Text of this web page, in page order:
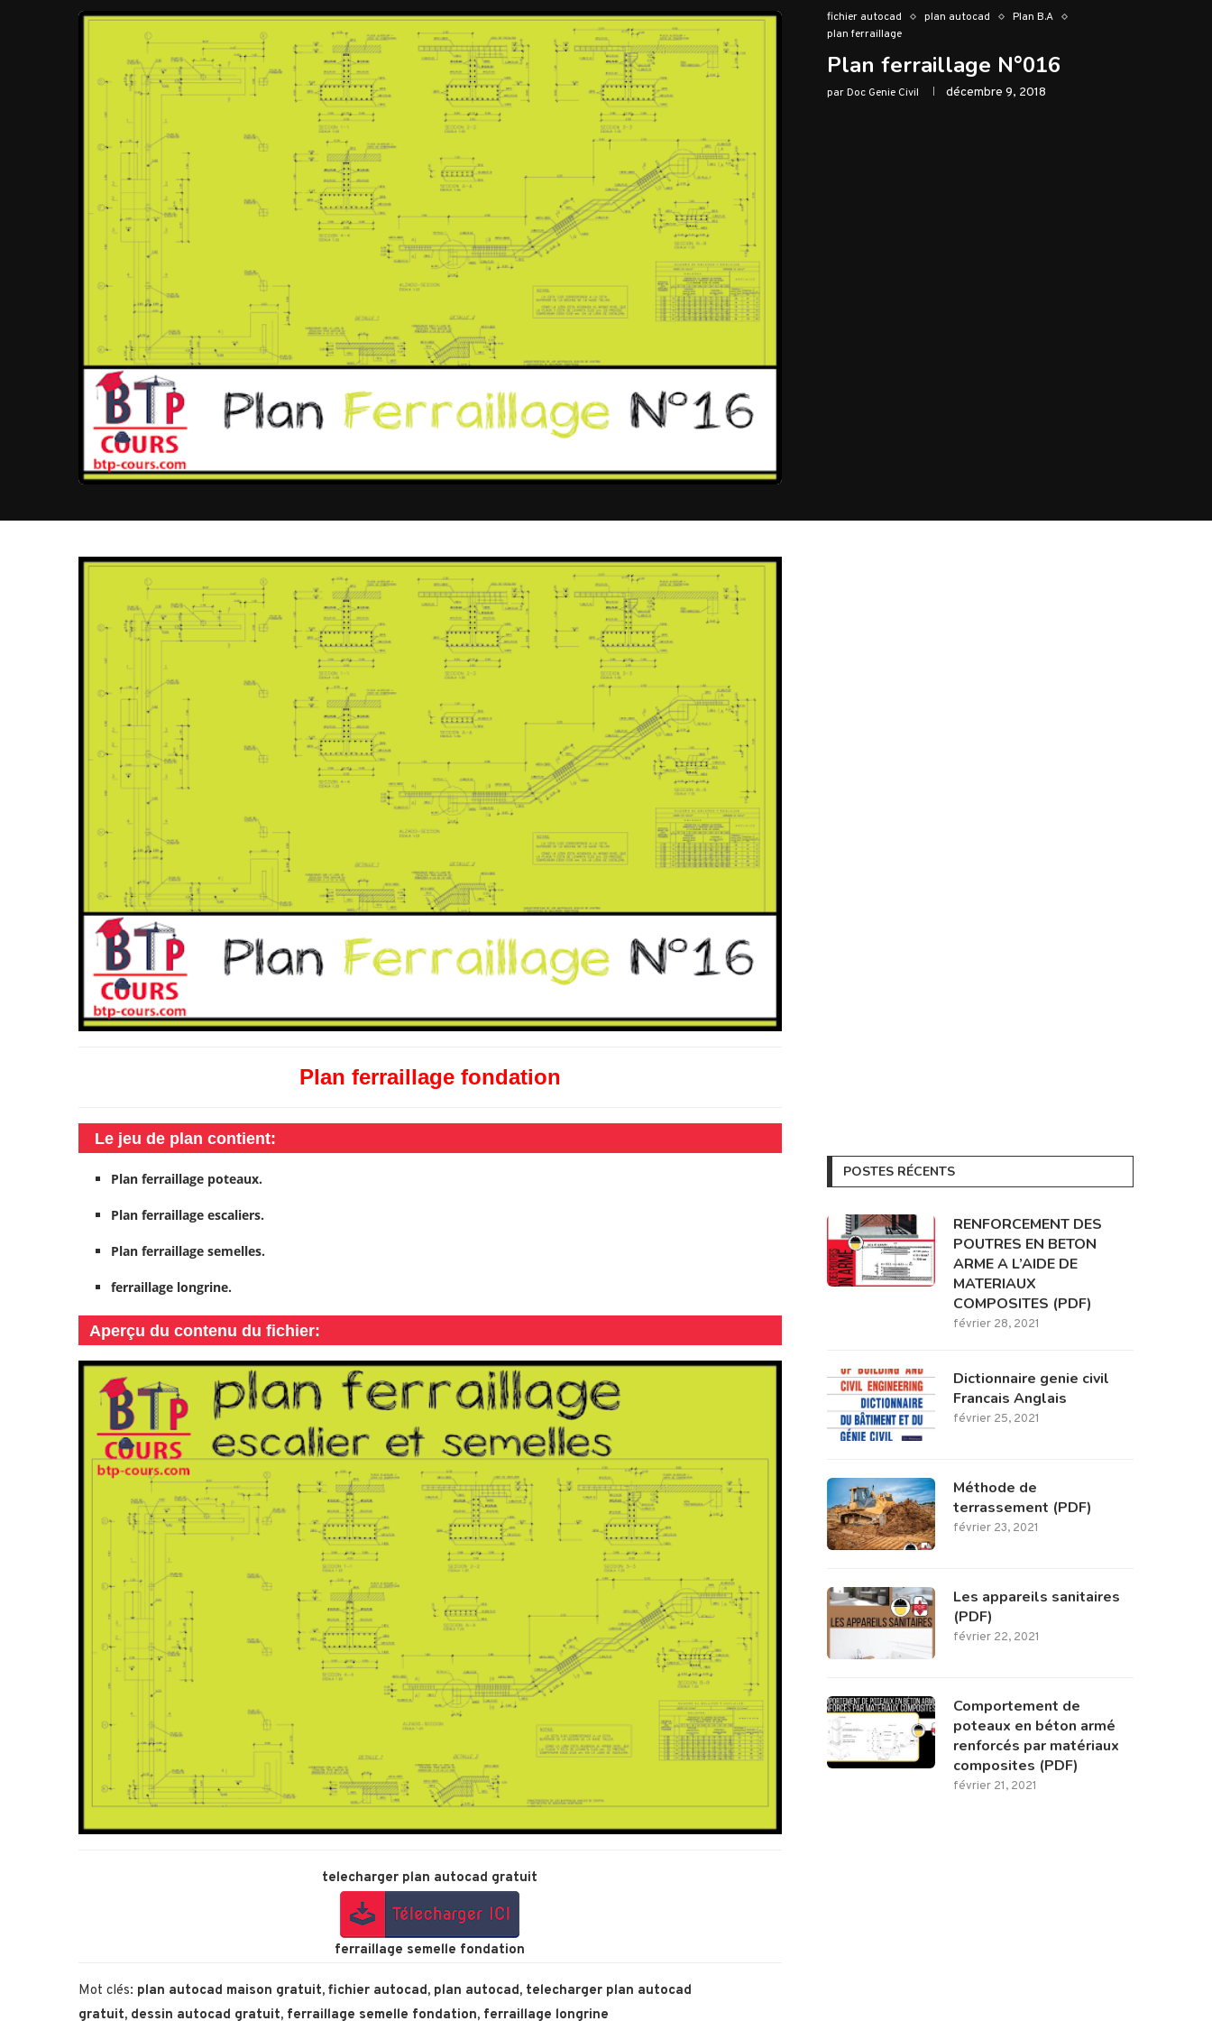
fichier autocad plan autocad
Plan B.A
plan ferraillage
Plan ferraillage N°016
parDoc Genie Civil décembre 9, 2018
Plan ferraillage fondation
Le jeu de plan contient:
Plan ferraillage poteaux.
Plan ferraillage escaliers.
Plan ferraillage semelles.
ferraillage longrine.
Aperçu du contenu du fichier:
telecharger plan autocad gratuit
ferraillage semelle fondation
Mot clés: plan autocad maison gratuit, fichier autocad, plan autocad, telecharger plan autocad
gratuit, dessin autocad gratuit, ferraillage semelle fondation, ferraillage longrine
POSTES RÉCENTS
RENFORCEMENT DES
POUTRES EN BETON
ARME A L’AIDE DE
MATERIAUX
COMPOSITES (PDF)
février 28, 2021
Dictionnaire genie civil
Francais Anglais
février 25, 2021
Méthode de
terrassement (PDF)
février 23, 2021
Les appareils sanitaires
(PDF)
février 22, 2021
Comportement de
poteaux en béton armé
renforcés par matériaux
composites (PDF)
février 21, 2021